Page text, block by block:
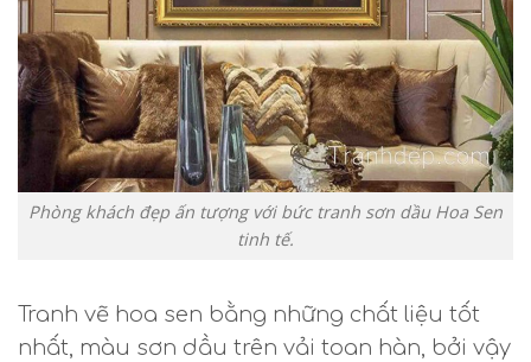
Phòng khách đẹp ấn tượng với bức tranh sơn dầu Hoa Sen
tinh tế.
Tranh vẽ hoa sen bằng những chất liệu tốt
nhất, màu sơn dầu trên vải toan hàn, bởi vậy